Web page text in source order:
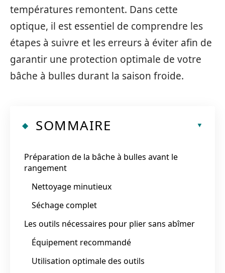
températures remontent. Dans cette
optique, il est essentiel de comprendre les
étapes à suivre et les erreurs à éviter afin de
garantir une protection optimale de votre
bâche à bulles durant la saison froide.
SOMMAIRE
Préparation de la bâche à bulles avant le
rangement
Nettoyage minutieux
Séchage complet
Les outils nécessaires pour plier sans abîmer
Équipement recommandé
Utilisation optimale des outils